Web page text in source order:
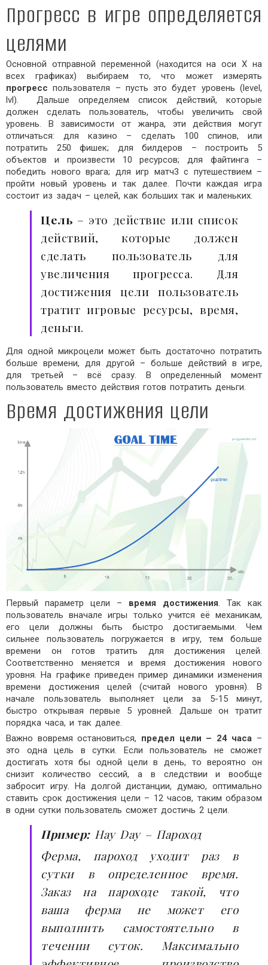
Прогресс в игре определяется
целями
Основной отправной переменной (находится на оси Х на
всех графиках) выбираем то, что может измерять
прогресс пользователя – пусть это будет уровень (level,
lvl). Дальше определяем список действий, которые
должен сделать пользователь, чтобы увеличить свой
уровень. В зависимости от жанра, эти действия могут
отличаться: для казино – сделать 100 спинов, или
потратить 250 фишек; для билдеров – построить 5
объектов и произвести 10 ресурсов; для файтинга –
победить нового врага; для игр матч3 с путешествием –
пройти новый уровень и так далее. Почти каждая игра
состоит из задач – целей, как больших так и маленьких.
Цель – это действие или список
действий, которые должен
сделать пользователь для
увеличения прогресса. Для
достижения цели пользователь
тратит игровые ресурсы, время,
деньги.
Для одной микроцели может быть достаточно потратить
больше времени, для другой – больше действий в игре,
для третьей – всё сразу. В определенный момент
пользователь вместо действия готов потратить деньги.
Время достижения цели
Первый параметр цели – время достижения. Так как
пользователь вначале игры только учится её механикам,
его цели должны быть быстро достигаемыми. Чем
сильнее пользователь погружается в игру, тем больше
времени он готов тратить для достижения целей.
Соответственно меняется и время достижения нового
уровня. На графике приведен пример динамики изменения
времени достижения целей (считай нового уровня). В
начале пользователь выполняет цели за 5-15 минут,
быстро открывая первые 5 уровней. Дальше он тратит
порядка часа, и так далее.
Важно вовремя остановиться, предел цели – 24 часа –
это одна цель в сутки. Если пользователь не сможет
достигать хотя бы одной цели в день, то вероятно он
снизит количество сессий, а в следствии и вообще
забросит игру. На долгой дистанции, думаю, оптимально
ставить срок достижения цели – 12 часов, таким образом
в одни сутки пользователь сможет достичь 2 цели.
Пример:Hay Day – Пароход
Ферма, пароход уходит раз в
сутки в определенное время.
Заказ на пароходе такой, что
ваша ферма не может его
выполнить самостоятельно в
течении суток. Максимально